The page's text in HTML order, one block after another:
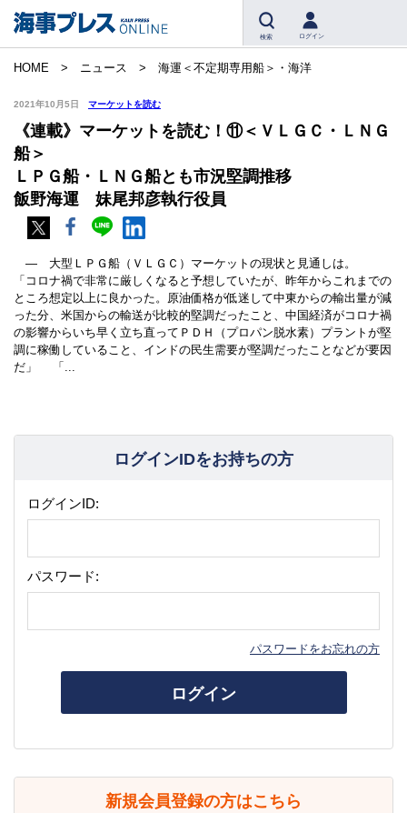
検索 ログイン
HOME ニュース 海運＜不定期専用船＞・海洋
2021年10月5日 マーケットを読む
《連載》マーケットを読む！⑪＜ＶＬＧＣ・ＬＮＧ
船＞
ＬＰＧ船・ＬＮＧ船とも市況堅調推移
飯野海運 妹尾邦彦執行役員
― 大型ＬＰＧ船（ＶＬＧＣ）マーケットの現状と見通しは。
「コロナ禍で非常に厳しくなると予想していたが、昨年からこれまでの
ところ想定以上に良かった。原油価格が低迷して中東からの輸出量が減
った分、米国からの輸送が比較的堅調だったこと、中国経済がコロナ禍
の影響からいち早く立ち直ってＰＤＨ（プロパン脱水素）プラントが堅
調に稼働していること、インドの民生需要が堅調だったことなどが要因
だ」 「...
ログインIDをお持ちの方
ログインID:
パスワード:
パスワードをお忘れの方
ログイン
新規会員登録の方はこちら